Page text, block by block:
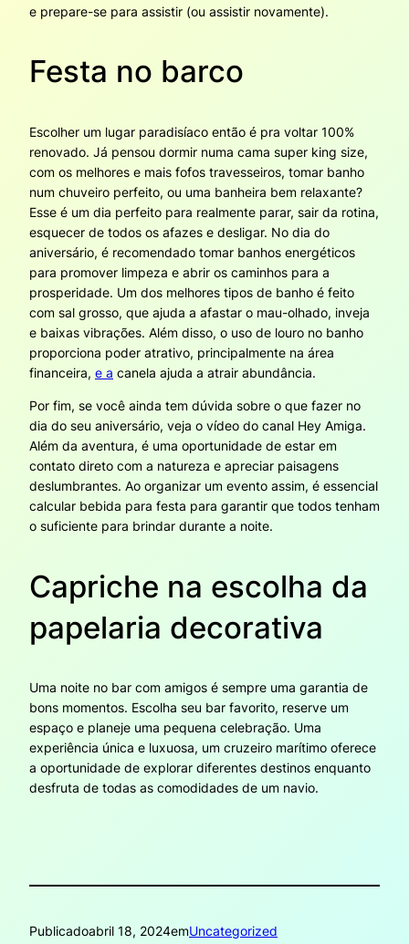
e prepare-se para assistir (ou assistir novamente).
Festa no barco
Escolher um lugar paradisíaco então é pra voltar 100%
renovado. Já pensou dormir numa cama super king size,
com os melhores e mais fofos travesseiros, tomar banho
num chuveiro perfeito, ou uma banheira bem relaxante?
Esse é um dia perfeito para realmente parar, sair da rotina,
esquecer de todos os afazes e desligar. No dia do
aniversário, é recomendado tomar banhos energéticos
para promover limpeza e abrir os caminhos para a
prosperidade. Um dos melhores tipos de banho é feito
com sal grosso, que ajuda a afastar o mau-olhado, inveja
e baixas vibrações. Além disso, o uso de louro no banho
proporciona poder atrativo, principalmente na área
financeira, e a canela ajuda a atrair abundância.
Por fim, se você ainda tem dúvida sobre o que fazer no
dia do seu aniversário, veja o vídeo do canal Hey Amiga.
Além da aventura, é uma oportunidade de estar em
contato direto com a natureza e apreciar paisagens
deslumbrantes. Ao organizar um evento assim, é essencial
calcular bebida para festa para garantir que todos tenham
o suficiente para brindar durante a noite.
Capriche na escolha da
papelaria decorativa
Uma noite no bar com amigos é sempre uma garantia de
bons momentos. Escolha seu bar favorito, reserve um
espaço e planeje uma pequena celebração. Uma
experiência única e luxuosa, um cruzeiro marítimo oferece
a oportunidade de explorar diferentes destinos enquanto
desfruta de todas as comodidades de um navio.
Publicadoabril 18, 2024emUncategorized